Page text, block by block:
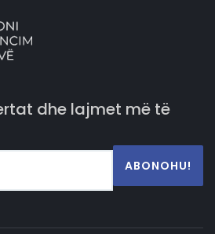
dhe lajmet më të
ABONOHU!